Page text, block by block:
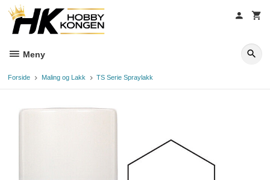
innholdet
Meny
Forside Maling og Lakk TS Serie Spraylakk